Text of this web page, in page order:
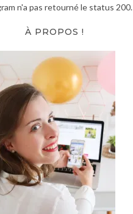
n'a pas retourné le status 200.
À PROPOS !